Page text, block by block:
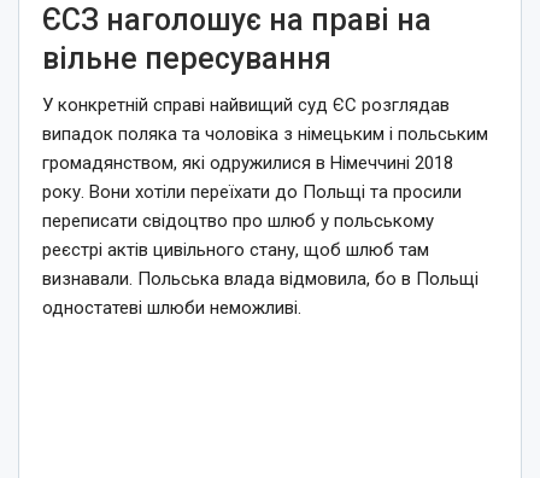
ЄСЗ наголошує на праві на
вільне пересування
У конкретній справі найвищий суд ЄС розглядав
випадок поляка та чоловіка з німецьким і польським
громадянством, які одружилися в Німеччині 2018
року. Вони хотіли переїхати до Польщі та просили
переписати свідоцтво про шлюб у польському
реєстрі актів цивільного стану, щоб шлюб там
визнавали. Польська влада відмовила, бо в Польщі
одностатеві шлюби неможливі.